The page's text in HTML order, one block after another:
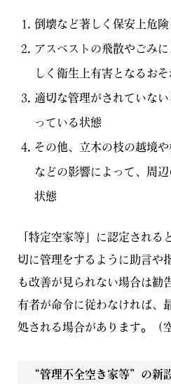
倒壊など著しく保安上危
アスベストの飛散やごみ
しく衛生上有害となるお
適切な管理がされていな
っている状態
その他、立木の枝の越境
などの影響によって、周
状態
「特定空家等」に認定される
切に管理をするように助言や
も改善が見られない場合は勧
有者が命令に従わなければ、
処される場合があります。（
“管理不全空き家等”の新